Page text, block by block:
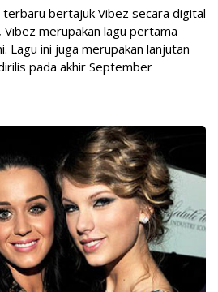
terbaru bertajuk Vibez secara digital
Vibez merupakan lagu pertama
Lagu ini juga merupakan lanjutan
pada akhir September